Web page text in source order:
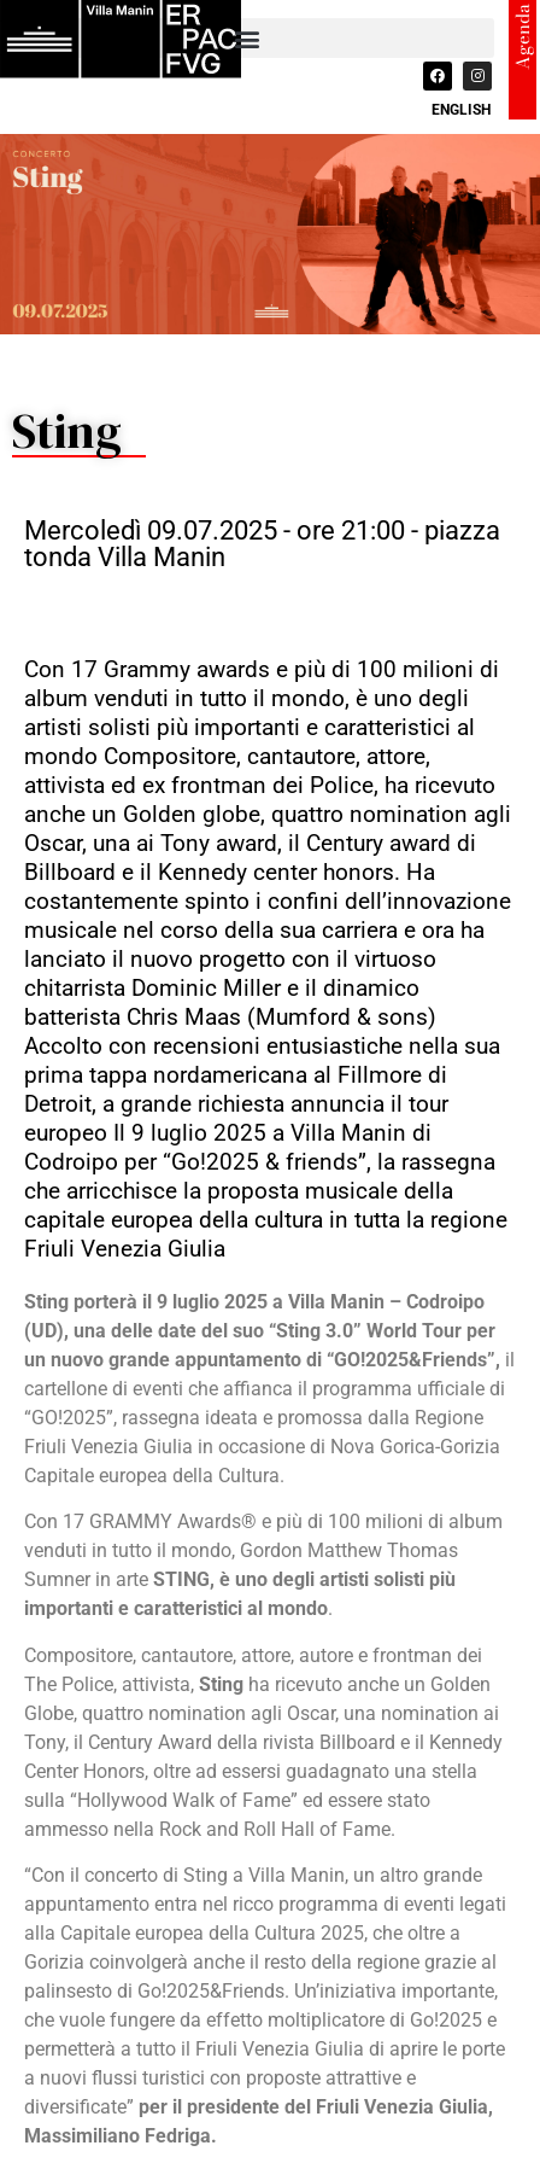
ENGLISH
Agenda
Sting
Mercoledì 09.07.2025 - ore 21:00 - piazza
tonda Villa Manin
Con 17 Grammy awards e più di 100 milioni di
album venduti in tutto il mondo, è uno degli
artisti solisti più importanti e caratteristici al
mondo Compositore, cantautore, attore,
attivista ed ex frontman dei Police, ha ricevuto
anche un Golden globe, quattro nomination agli
Oscar, una ai Tony award, il Century award di
Billboard e il Kennedy center honors. Ha
costantemente spinto i confini dell’innovazione
musicale nel corso della sua carriera e ora ha
lanciato il nuovo progetto con il virtuoso
chitarrista Dominic Miller e il dinamico
batterista Chris Maas (Mumford & sons)
Accolto con recensioni entusiastiche nella sua
prima tappa nordamericana al Fillmore di
Detroit, a grande richiesta annuncia il tour
europeo Il 9 luglio 2025 a Villa Manin di
Codroipo per “Go!2025 & friends”, la rassegna
che arricchisce la proposta musicale della
capitale europea della cultura in tutta la regione
Friuli Venezia Giulia
Sting porterà il 9 luglio 2025 a Villa Manin – Codroipo
(UD), una delle date del suo “Sting 3.0” World Tour per
un nuovo grande appuntamento di “GO!2025&Friends”, il
cartellone di eventi che affianca il programma ufficiale di
“GO!2025”, rassegna ideata e promossa dalla Regione
Friuli Venezia Giulia in occasione di Nova Gorica-Gorizia
Capitale europea della Cultura.
Con 17 GRAMMY Awards® e più di 100 milioni di album
venduti in tutto il mondo, Gordon Matthew Thomas
Sumner in arte STING, è uno degli artisti solisti più
importanti e caratteristici al mondo.
Compositore, cantautore, attore, autore e frontman dei
The Police, attivista, Sting ha ricevuto anche un Golden
Globe, quattro nomination agli Oscar, una nomination ai
Tony, il Century Award della rivista Billboard e il Kennedy
Center Honors, oltre ad essersi guadagnato una stella
sulla “Hollywood Walk of Fame” ed essere stato
ammesso nella Rock and Roll Hall of Fame.
“Con il concerto di Sting a Villa Manin, un altro grande
appuntamento entra nel ricco programma di eventi legati
alla Capitale europea della Cultura 2025, che oltre a
Gorizia coinvolgerà anche il resto della regione grazie al
palinsesto di Go!2025&Friends. Un’iniziativa importante,
che vuole fungere da effetto moltiplicatore di Go!2025 e
permetterà a tutto il Friuli Venezia Giulia di aprire le porte
a nuovi flussi turistici con proposte attrattive e
diversificate” per il presidente del Friuli Venezia Giulia,
Massimiliano Fedriga.